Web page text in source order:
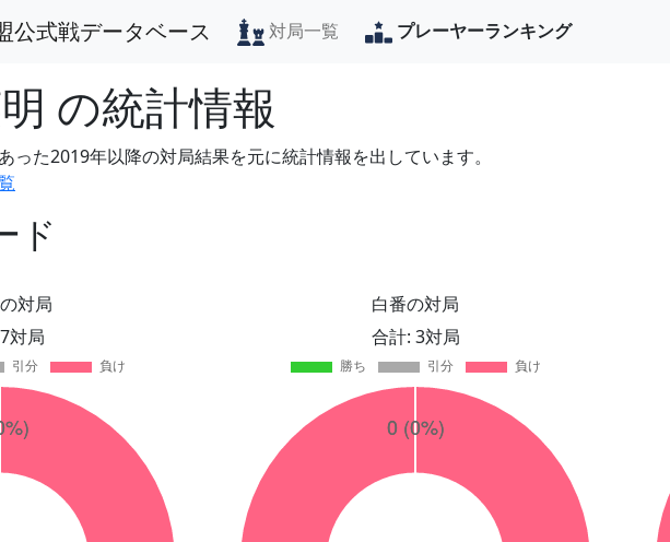
公式戦データベース 対局一覧 プレーヤーランキング
の統計情報
った2019年以降の対局結果を元に統計情報を出しています。
ド
対局
対局
白番の対局
合計: 3対局